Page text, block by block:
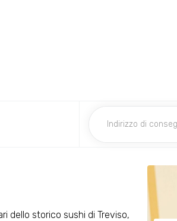
dello storico sushi di Treviso,